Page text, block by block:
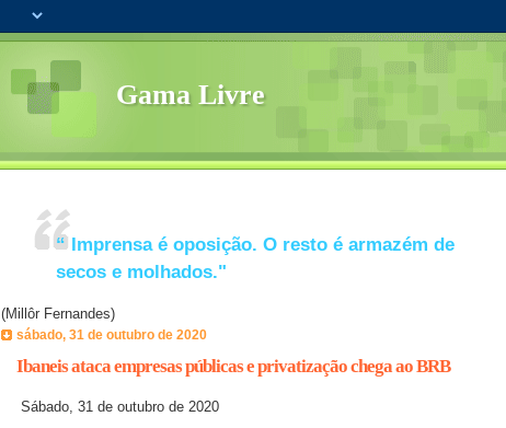
Gama Livre
“ Imprensa é oposição. O resto é armazém de
secos e molhados."
(Millôr Fernandes)
sábado, 31 de outubro de 2020
Ibaneis ataca empresas públicas e privatização chega ao BRB
Sábado, 31 de outubro de 2020